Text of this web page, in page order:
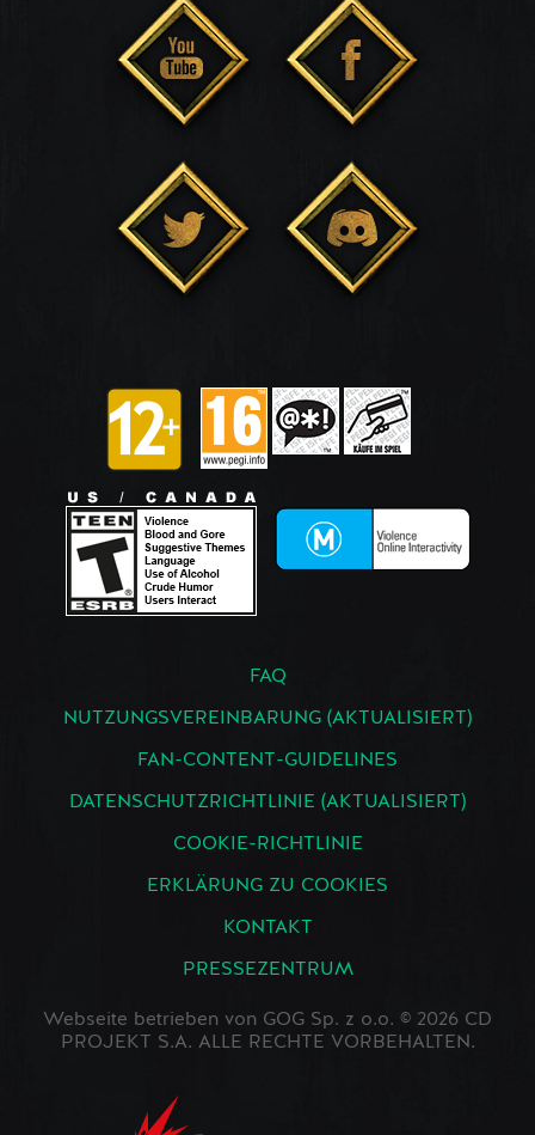
FAQ
NUTZUNGSVEREINBARUNG (AKTUALISIERT)
FAN-CONTENT-GUIDELINES
DATENSCHUTZRICHTLINIE (AKTUALISIERT)
COOKIE-RICHTLINIE
ERKLÄRUNG ZU COOKIES
KONTAKT
PRESSEZENTRUM
Webseite betrieben von GOG Sp. z o.o. © 2026 CD
PROJEKT S.A. ALLE RECHTE VORBEHALTEN.